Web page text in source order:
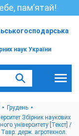
пам’ятай!
наук України
Грудень
Збірник наукових
університету [Текст] /
держ. агротехнол.